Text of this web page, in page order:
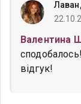
Валентина
відгук!